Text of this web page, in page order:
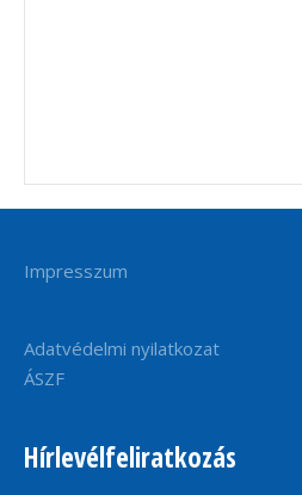
Impresszum
Adatvédelmi nyilatkozat
ÁSZF
Hírlevélfeliratkozás